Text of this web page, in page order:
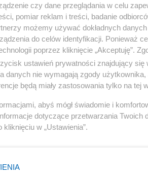
czy dane przeglądania w celu
pomiar reklam i treści, badanie
możemy używać dokładnych
do celów identyfikacji. Ponieważ
poprzez kliknięcie „Akceptuję”.
ustawień prywatności znajdujący
danych nie wymagają zgody
będą miały zastosowania tylko na tej
abyś mógł świadomie i
dotyczące przetwarzania Twoich
kliknięciu w „Ustawienia”.